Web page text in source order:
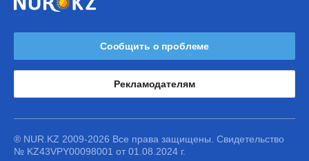
Сообщить о проблеме
Рекламодателям
® NUR.KZ 2009-2026 Все права защищены. Свидетельство
№ KZ43VPY00098001 от 01.08.2024 г.